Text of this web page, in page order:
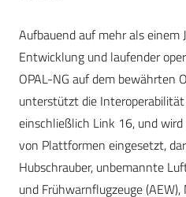
Aufbauend auf mehr als
Entwicklung und laufender
OPAL-NG auf dem bewährten
unterstützt die
einschließlich Link 16, und
von Plattformen eingesetzt,
Hubschrauber, unbemannte
und Frühwarnflugzeuge